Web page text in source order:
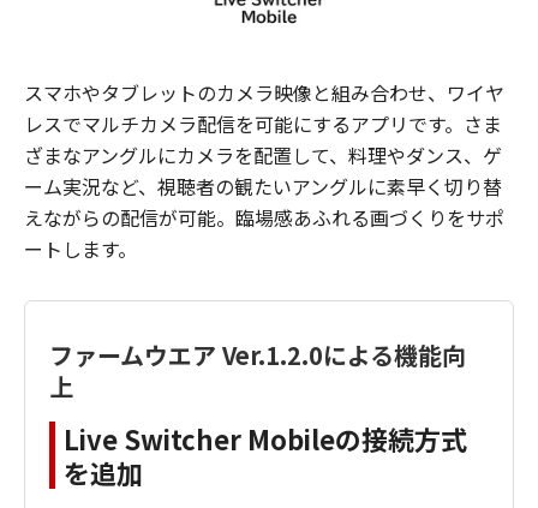
スマホやタブレットのカメラ映像と組み合わせ、ワイヤ
レスでマルチカメラ配信を可能にするアプリです。さま
ざまなアングルにカメラを配置して、料理やダンス、ゲ
ーム実況など、視聴者の観たいアングルに素早く切り替
えながらの配信が可能。臨場感あふれる画づくりをサポ
ートします。
ファームウエア Ver.1.2.0による機能向
上
Live Switcher Mobileの接続方式
を追加